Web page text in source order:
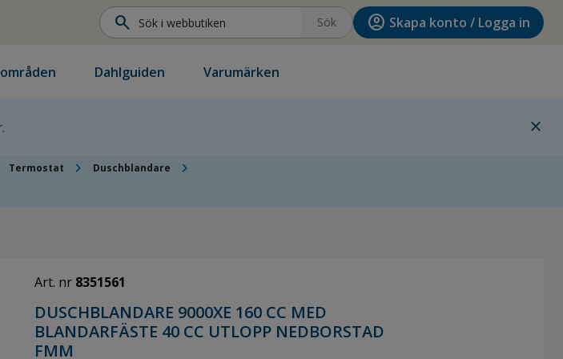
search Sök account_circle Skapa konto / Logga in
Dahlguiden Varumärken
close
Termostat chevron_right Duschblandare chevron_right
Art. nr 8351561
DUSCHBLANDARE 9000XE 160 CC MED
BLANDARFÄSTE 40 CC UTLOPP NEDBORSTAD
FMM